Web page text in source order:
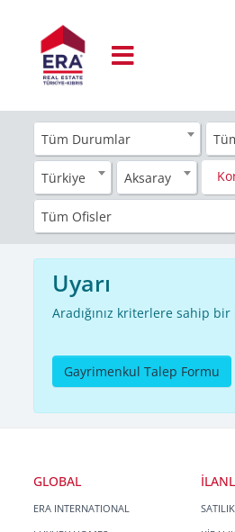
Tüm Durumlar
Türkiye Aksaray
Tüm Ofisler
Uyarı
Aradığınız kriterlere sahip
Gayrimenkul Talep Formu
GLOBAL
ERA INTERNATIONAL